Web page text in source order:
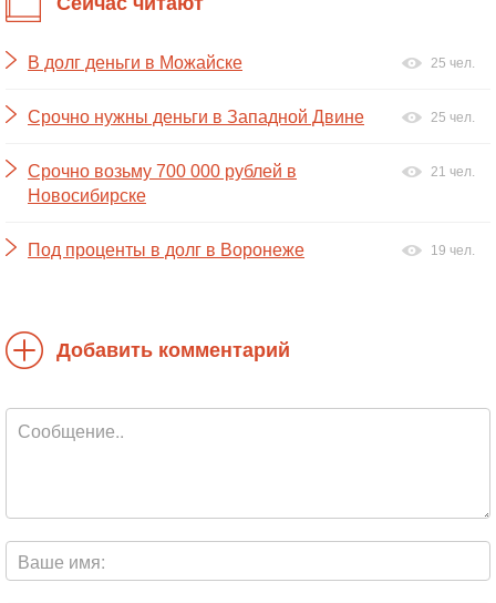
В долг деньги в Можайске 25 чел.
Срочно нужны деньги в Западной Двине 25 чел.
Срочно возьму 700 000 рублей в
Новосибирске
21 чел.
Под проценты в долг в Воронеже 19 чел.
Добавить комментарий